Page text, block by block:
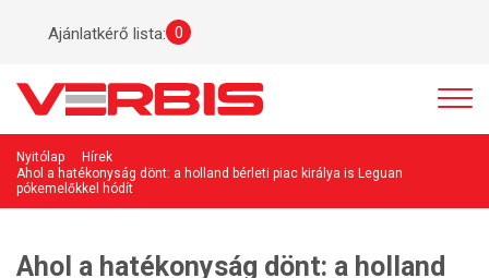
Ajánlatkérő lista: 0
Nyitólap
Hírek
Ahol a hatékonyság dönt: a holland bérleti piac királya is Leguan
pókemelőkkel hódít
Ahol a hatékonyság dönt: a holland